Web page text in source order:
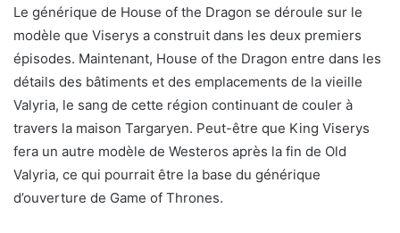
Le générique de House of the Dragon se déroule sur le
modèle que Viserys a construit dans les deux premiers
épisodes. Maintenant, House of the Dragon entre dans les
détails des bâtiments et des emplacements de la vieille
Valyria, le sang de cette région continuant de couler à
travers la maison Targaryen. Peut-être que King Viserys
fera un autre modèle de Westeros après la fin de Old
Valyria, ce qui pourrait être la base du générique
d’ouverture de Game of Thrones.